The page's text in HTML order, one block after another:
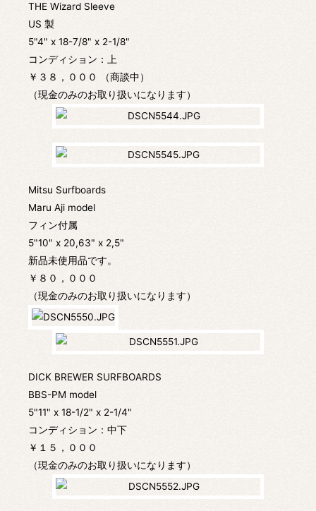
THE Wizard Sleeve
US 製
5"4" x 18-7/8" x 2-1/8"
コンディション：上
￥３８，０００ （商談中）
（現金のみのお取り扱いになります）
Mitsu Surfboards
Maru Aji model
フィン付属
5"10" x 20,63" x 2,5"
新品未使用品です。
￥８０，０００
（現金のみのお取り扱いになります）
DICK BREWER SURFBOARDS
BBS-PM model
5"11" x 18-1/2" x 2-1/4"
コンディション：中下
￥１５，０００
（現金のみのお取り扱いになります）